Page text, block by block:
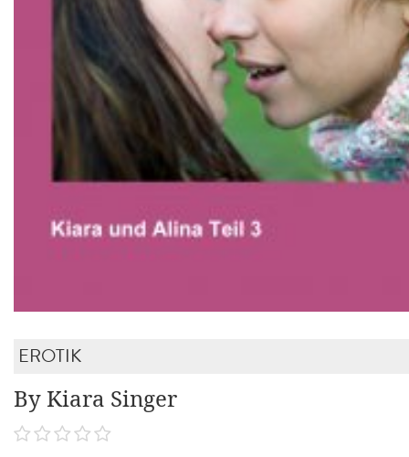
EROTIK
By Kiara Singer